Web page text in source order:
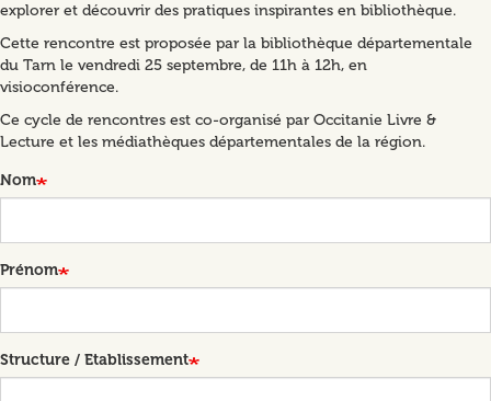
explorer et découvrir des pratiques inspirantes en bibliothèque.
Cette rencontre est proposée par la bibliothèque départementale
du Tarn le vendredi 25 septembre, de 11h à 12h, en
visioconférence.
Ce cycle de rencontres est co-organisé par Occitanie Livre &
Lecture et les médiathèques départementales de la région.
Nom
Prénom
Structure / Etablissement